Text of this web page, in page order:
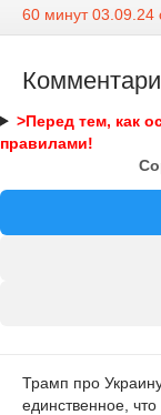
60 минут 03.09.24
>Перед тем, как
правилами!
Трамп про
единственное,